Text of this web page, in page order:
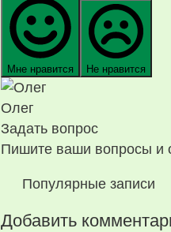
Мне нравится Не нравится
Олег
Задать вопрос
Пишите ваши вопросы и
Популярные записи
Добавить